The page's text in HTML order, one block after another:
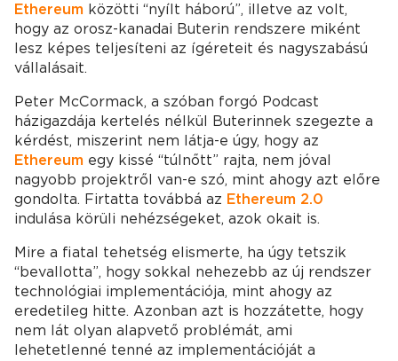
Ethereum közötti “nyílt háború”, illetve az volt,
hogy az orosz-kanadai Buterin rendszere miként
lesz képes teljesíteni az ígéreteit és nagyszabású
vállalásait.
Peter McCormack, a szóban forgó Podcast
házigazdája kertelés nélkül Buterinnek szegezte a
kérdést, miszerint nem látja-e úgy, hogy az
Ethereum egy kissé “túlnőtt” rajta, nem jóval
nagyobb projektről van-e szó, mint ahogy azt előre
gondolta. Firtatta továbbá az Ethereum 2.0
indulása körüli nehézségeket, azok okait is.
Mire a fiatal tehetség elismerte, ha úgy tetszik
“bevallotta”, hogy sokkal nehezebb az új rendszer
technológiai implementációja, mint ahogy az
eredetileg hitte. Azonban azt is hozzátette, hogy
nem lát olyan alapvető problémát, ami
lehetetlenné tenné az implementációját a